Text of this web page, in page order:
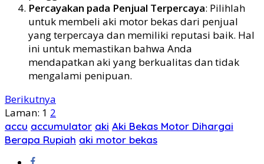
Percayakan pada Penjual Terpercaya: Pilihlah
untuk membeli aki motor bekas dari penjual
yang terpercaya dan memiliki reputasi baik. Hal
ini untuk memastikan bahwa Anda
mendapatkan aki yang berkualitas dan tidak
mengalami penipuan.
Berikutnya
Laman: 1 2
accu accumulator aki Aki Bekas Motor Dihargai
Berapa Rupiah aki motor bekas